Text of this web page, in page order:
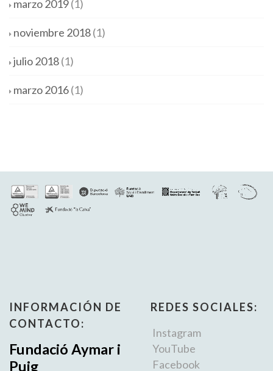
marzo 2019(1)
noviembre 2018(1)
julio 2018(1)
marzo 2016(1)
INFORMACIÓN DE
CONTACTO:
Fundació Aymar i
Puig
REDES SOCIALES:
Instagram
YouTube
Facebook